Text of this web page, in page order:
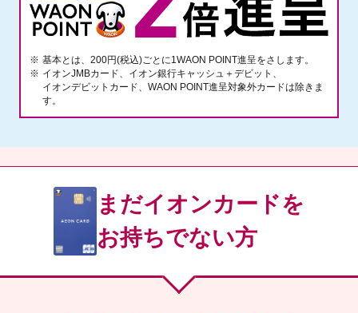
※ 基本とは、200円(税込)ごとに1WAON POINT進呈をさします。
※ イオンJMBカード、イオン銀行キャッシュ＋デビット、
イオンデビットカード、WAON POINT進呈対象外カードは除きま
す。
まだイオンカードを
お持ちでない方